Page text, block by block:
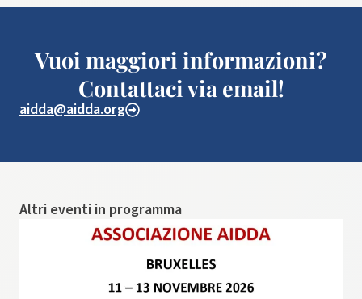
Vuoi maggiori informazioni?
Contattaci via email!
aidda@aidda.org
Altri eventi in programma